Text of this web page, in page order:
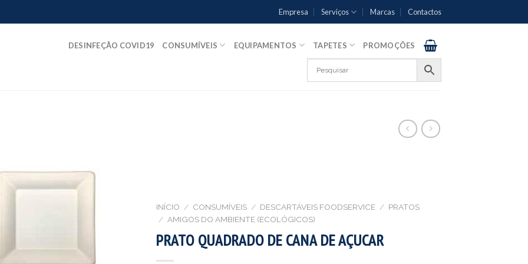
Empresa Serviços Marcas Contactos
DESINFEÇÃO COVID19 CONSUMÍVEIS EQUIPAMENTOS TAPETES PROMOÇÕES
INÍCIO / CONSUMÍVEIS / DESCARTÁVEIS FOODSERVICE / PRATOS
/ AMIGOS DO AMBIENTE (ECOLÓGICOS)
PRATO QUADRADO DE CANA DE AÇUCAR